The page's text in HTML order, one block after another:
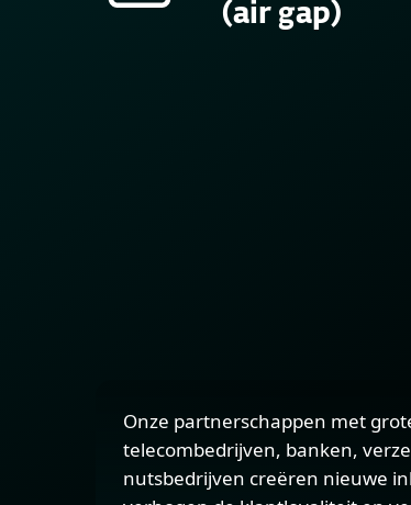
(air gap)
Onze partnerschappen met
telecombedrijven, banken,
nutsbedrijven creëren nieuwe